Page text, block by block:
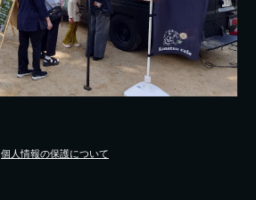
個人情報の保護について